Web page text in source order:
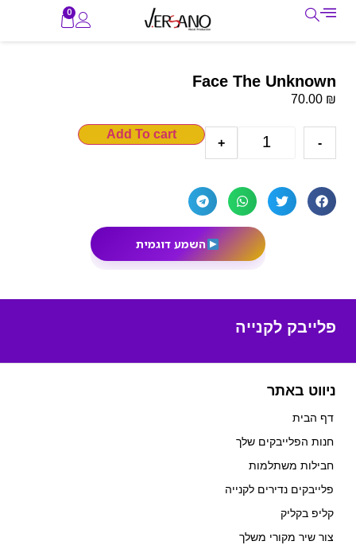
0
Face The Unknown
70.00 ₪
-
+
Add To cart
השמע דוגמית
פלייבק לקנייה
ניווט באתר
דף הבית
חנות הפלייבקים שלך
חבילות משתלמות
פלייבקים נדירים לקנייה
קליפ בקליק
צור שיר מקורי משלך